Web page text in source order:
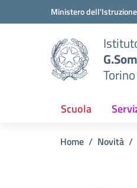
Vai ai contenuti
Vai al menu di navigazione
Ministero
Scuola
Home Novità